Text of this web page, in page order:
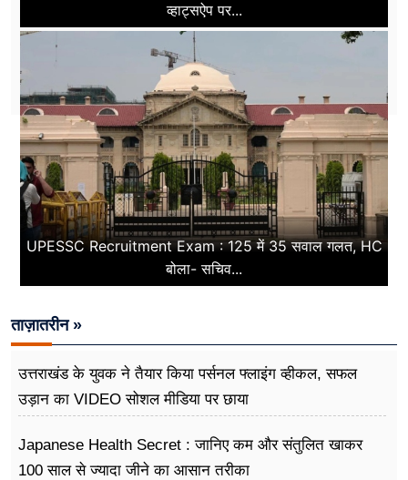
व्हाट्सऐप पर...
UPESSC Recruitment Exam : 125 में 35 सवाल गलत, HC
बोला- सचिव...
ताज़ातरीन »
उत्तराखंड के युवक ने तैयार किया पर्सनल फ्लाइंग व्हीकल, सफल
उड़ान का VIDEO सोशल मीडिया पर छाया
Japanese Health Secret : जानिए कम और संतुलित खाकर
100 साल से ज्यादा जीने का आसान तरीका